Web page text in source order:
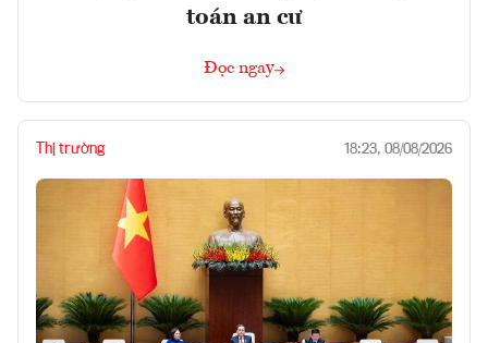
toán an cư
Đọc ngay
Thị trường 18:23, 08/08/2026